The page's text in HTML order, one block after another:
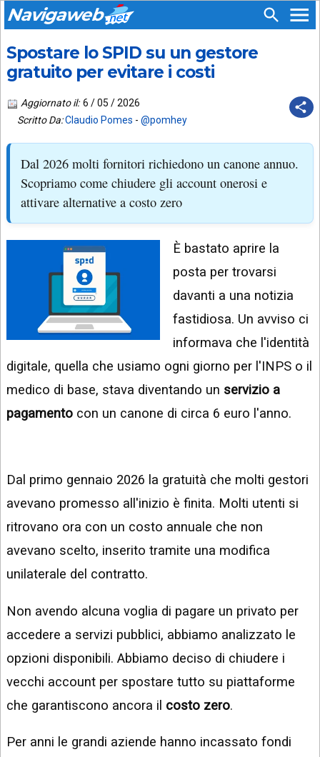
Navigaweb
HOME
SIAMO
SUPPORTO
PIÙ
LETTI
VIDEO
ARGOMENTI:
APPS
APPS
WINDOWS
WEB
SEGUICI
SU:
APP
ANDROID
EMAIL
TIKTOK
INSTAGRAM
NEWS
LINKEDIN
Spostare lo SPID su un gestore
gratuito per evitare i costi
Aggiornato il: 6 / 05 / 2026
Scritto Da:Claudio Pomes - @pomhey
Dal 2026 molti fornitori richiedono un canone annuo.
Scopriamo come chiudere gli account onerosi e
attivare alternative a costo zero
È bastato aprire la
posta per trovarsi
davanti a una notizia
fastidiosa. Un avviso ci
informava che l'identità
digitale, quella che usiamo ogni giorno per l'INPS o il
medico di base, stava diventando un servizio a
pagamento con un canone di circa 6 euro l'anno.
Dal primo gennaio 2026 la gratuità che molti gestori
avevano promesso all'inizio è finita. Molti utenti si
ritrovano ora con un costo annuale che non
avevano scelto, inserito tramite una modifica
unilaterale del contratto.
Non avendo alcuna voglia di pagare un privato per
accedere a servizi pubblici, abbiamo analizzato le
opzioni disponibili. Abbiamo deciso di chiudere i
vecchi account per spostare tutto su piattaforme
che garantiscono ancora il costo zero.
Per anni le grandi aziende hanno incassato fondi